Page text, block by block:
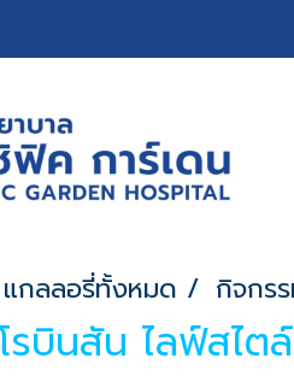
แกลลอรี่ทั้งหมด กิจกร
รบินสัน ไลฟ์สไต